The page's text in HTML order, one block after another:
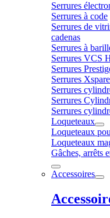
Serrures
Serrures à code
Serrures de
cadenas
Serrures à
Serrures VCS
Serrures
Serrures
Serrures
Serrures
Serrures
Loqueteaux
Loqueteaux
Loqueteaux
Gâches, arrêts
Accessoires